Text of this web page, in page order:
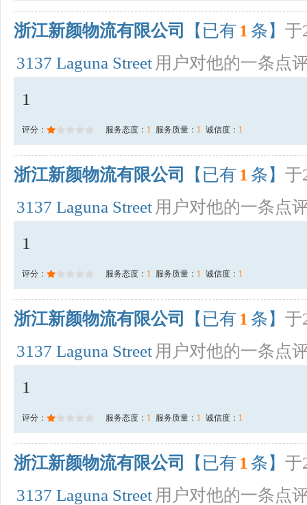
浙江新颜物流有限公司 【已有 1 条】 于
3137 Laguna Street 用户对他的一条点
1
评分： 服务态度： 1 服务质量： 1 诚信度： 1
浙江新颜物流有限公司 【已有 1 条】 于
3137 Laguna Street 用户对他的一条点
1
评分： 服务态度： 1 服务质量： 1 诚信度： 1
浙江新颜物流有限公司 【已有 1 条】 于
3137 Laguna Street 用户对他的一条点
1
评分： 服务态度： 1 服务质量： 1 诚信度： 1
浙江新颜物流有限公司 【已有 1 条】 于
3137 Laguna Street 用户对他的一条点